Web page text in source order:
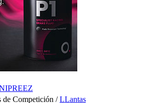
Top
Citroen Racing en 16 4x108.